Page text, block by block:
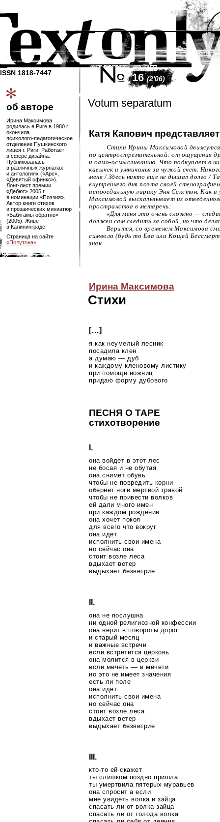
ISSN 1818-7447
об авторе
Ирина Максимова
родилась в Риге в 1980 г.,
окончила
психолого-педагогическое
отделение Пушкинского
лицея г. Риги. Работает
в сфере дизайна.
Публиковалась
в различных журналах
и антологиях («Арс»,
«Девятый сфинкс»).
Лонг-листпремии
«Дебют» 2005 г.
в номинации «Поэзия».
Автор книги стихов
и прозаических миниатюр
«Баблгамы обратно»
(2005). Живет
в Калининграде.
Страница на сайте
«Полутона»
16(2'06)
Votum separatum
Катя Капович
Стихи Ирины Максимовой движутся
по центростремительной: от ощущения
исамо-осмысливанию. Что подкупает в
кавычек и умничанья за чужой счет.
меня / Здесь никто еще не дышал долго /
внутреннего дня поэта своей
исповедальную лирику Энн Секстон. Как
Максимовой выскальзывает из
пространства в метаречь:
«Для меня это очень сложно —
должен сам следить за собой, но что
Верится, со временем Максимова
символа (будь то Ева или Кощей
знак.
Ирина Максимова
Стихи
[…]
я как неумелый лесник
посадила клен
а думаю — дуб
и каждому кленовому листику
при помощи ножниц
придаю форму дубового
ПЕСНЯ О ТАРЕ
стихотворение
I.
она войдет в этот лес
не босая и не обутая
она снимет обувь
чтобы не повредить корни
обернет ноги мертвой травой
чтобы не привести волков
ей дали много имен
при каждом рождении
она хочет покоя
для всего что вокруг
она идет
исполнить свои имена
но сейчас она
стоит возле леса
вдыхает ветер
выдыхает безветрие
II.
она не послушна
ни одной религиозной конфессии
она верит в повороты дорог
и старый месяц
и важные встречи
если встретится церковь
она молится в церкви
если мечеть — в мечети
но это не имеет значения
есть ли поле
она идет
исполнить свои имена
но сейчас она
стоит возле леса
вдыхает ветер
выдыхает безветрие
III.
кто-то ей скажет
ты слишком поздно пришла
ты умертвила пятерых муравьев
она спросит а если
мне увидеть волка и зайца
спасать ли от волка зайца
спасать ли от голода волка